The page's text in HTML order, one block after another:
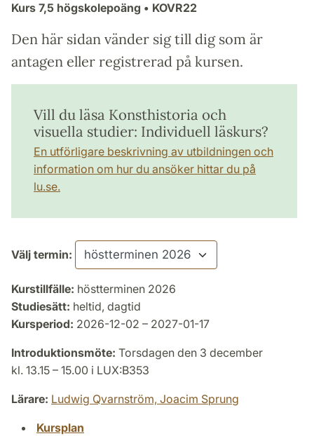
Kurs 7,5 högskolepoäng • KOVR22
Den här sidan vänder sig till dig som är
antagen eller registrerad på kursen.
Vill du läsa Konsthistoria och
visuella studier: Individuell läskurs?
En utförligare beskrivning av utbildningen och
information om hur du ansöker hittar du på
lu.se.
Välj termin:
Kurstillfälle: höstterminen 2026
Studiesätt: heltid, dagtid
Kursperiod: 2026-12-02 – 2027-01-17
Introduktionsmöte: Torsdagen den 3 december
kl. 13.15 – 15.00 i LUX:B353
Lärare: Ludwig Qvarnström, Joacim Sprung
Kursplan